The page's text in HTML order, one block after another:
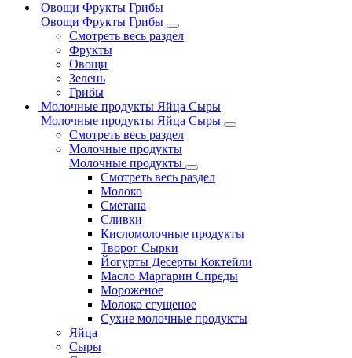
Овощи Фрукты Грибы
Овощи Фрукты Грибы
Смотреть весь раздел
Фрукты
Овощи
Зелень
Грибы
Молочные продукты Яйца Сыры
Молочные продукты Яйца Сыры
Смотреть весь раздел
Молочные продукты
Молочные продукты
Смотреть весь раздел
Молоко
Сметана
Сливки
Кисломолочные продукты
Творог Сырки
Йогурты Десерты Коктейли
Масло Маргарин Спреды
Мороженое
Молоко сгущеное
Сухие молочные продукты
Яйца
Сыры